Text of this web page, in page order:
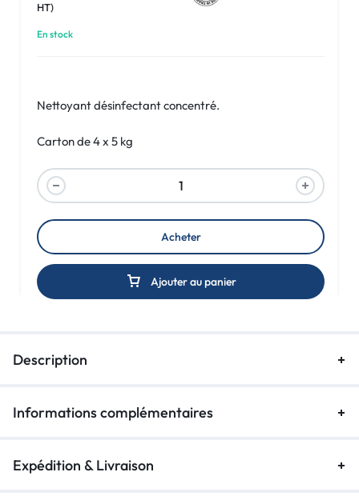
En stock
Nettoyant désinfectant concentré.
Carton de 4 x 5 kg
Ajouter au panier
Acheter
A
l
e
r
n
a
:
Description
Informations complémentaires
Expédition & Livraison